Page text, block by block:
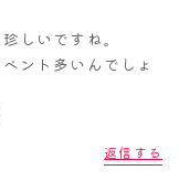
しいですね。
ント多いんでしょ
返信する